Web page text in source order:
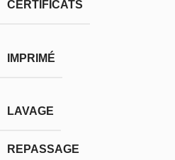
CERTIFICATS
IMPRIMÉ
LAVAGE
REPASSAGE